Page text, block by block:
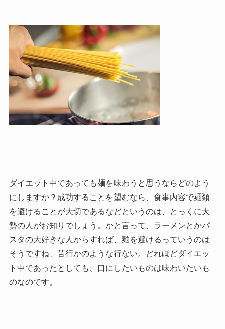
ダイエット中であっても麺を味わうと思うならどのよう
にしますか？成功することを望むなら、食事内容で麺類
を避けることが大切であるなどというのは、とっくに大
勢の人がお知りでしょう。かと言って、ラーメンとかパ
スタの大好きな人からすれば、麺を避けるっていうのは
そうですね、苦行かのような行ない。どれほどダイエッ
ト中であったとしても、口にしたいものは味わいたいも
のなのです。